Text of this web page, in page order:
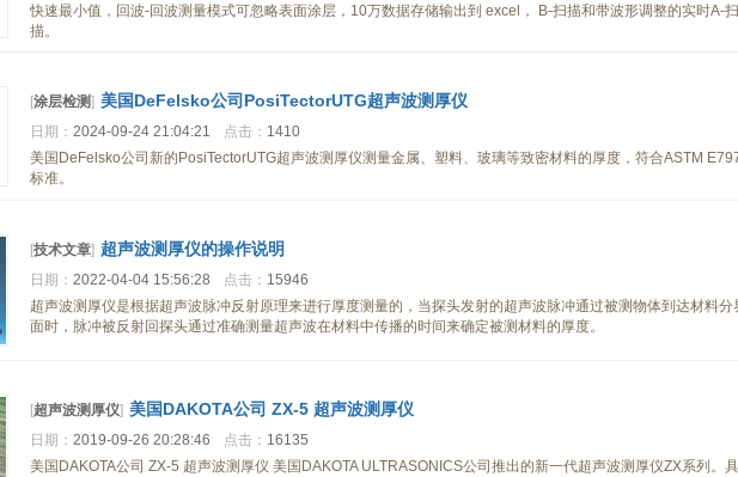
快速最小值，回波-回波测量模式可忽略表面涂层，10万数据存储输出到 excel， B-扫描和带波形调整的实时A-扫
描。
[涂层检测] 美国DeFelsko公司PosiTectorUTG超声波测厚仪
日期： 2024-09-24 21:04:21 点击： 1410
美国DeFelsko公司新的PosiTectorUTG超声波测厚仪测量金属、塑料、玻璃等致密材料的厚度，符合ASTM
标准。
[技术文章] 超声波测厚仪的操作说明
日期： 2022-04-04 15:56:28 点击： 15946
超声波测厚仪是根据超声波脉冲反射原理来进行厚度测量的，当探头发射的超声波脉冲通过被测物体到达材料分
面时，脉冲被反射回探头通过准确测量超声波在材料中传播的时间来确定被测材料的厚度。
[超声波测厚仪] 美国DAKOTA公司 ZX-5 超声波测厚仪
日期： 2019-09-26 20:28:46 点击： 16135
美国DAKOTA公司 ZX-5 超声波测厚仪 美国DAKOTA ULTRASONICS公司推出的新一代超声波测厚仪ZX系列。具